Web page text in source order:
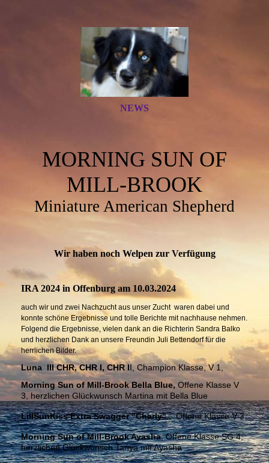
NEWS
MORNING SUN OF
MILL-BROOK
Miniature American Shepherd
Wir haben noch Welpen zur Verfügung
IRA 2024 in Offenburg am 10.03.2024
auch wir und zwei Nachzucht aus unser Zucht waren dabei und
konnte schöne Ergebnisse und tolle Berichte mit nachhause nehmen.
Folgend die Ergebnisse, vielen dank an die Richterin Sandra Balko
und herzlichen Dank an unsere Freundin Juli Bettendorf für die
herrlichen Bilder.
Luna III CHR, CHR I, CHR II, Champion Klasse, V 1,
Morning Sun of Mill-Brook Bella Blue, Offene Klasse V
3, herzlichen Glückwunsch Martina mit Bella Blue
LillSunKiss Extra Swagger "Charly", Offene Klasse V 3
Morning Sun of Mill-Brook Ayasha, Offene Klasse SG 4,
herzlichen Glückwunsch Tanya mit Ayasha